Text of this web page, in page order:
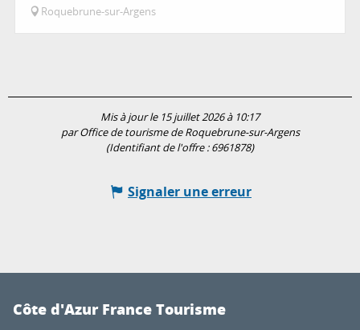
Roquebrune-sur-Argens
Mis à jour le 15 juillet 2026 à 10:17
par Office de tourisme de Roquebrune-sur-Argens
(Identifiant de l'offre :6961878)
Signaler une erreur
Côte d'Azur France Tourisme